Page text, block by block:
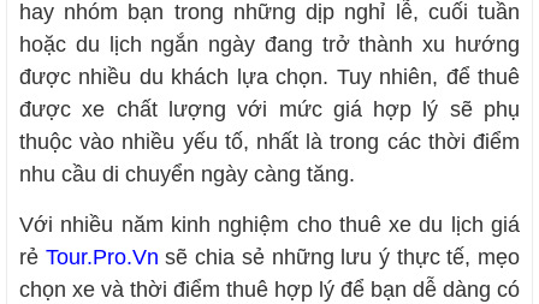
hay nhóm bạn trong những dịp nghỉ lễ, cuối tuần
hoặc du lịch ngắn ngày đang trở thành xu hướng
được nhiều du khách lựa chọn. Tuy nhiên, để thuê
được xe chất lượng với mức giá hợp lý sẽ phụ
thuộc vào nhiều yếu tố, nhất là trong các thời điểm
nhu cầu di chuyển ngày càng tăng.
Với nhiều năm kinh nghiệm cho thuê xe du lịch giá
rẻ Tour.Pro.Vn sẽ chia sẻ những lưu ý thực tế, mẹo
chọn xe và thời điểm thuê hợp lý để bạn dễ dàng có